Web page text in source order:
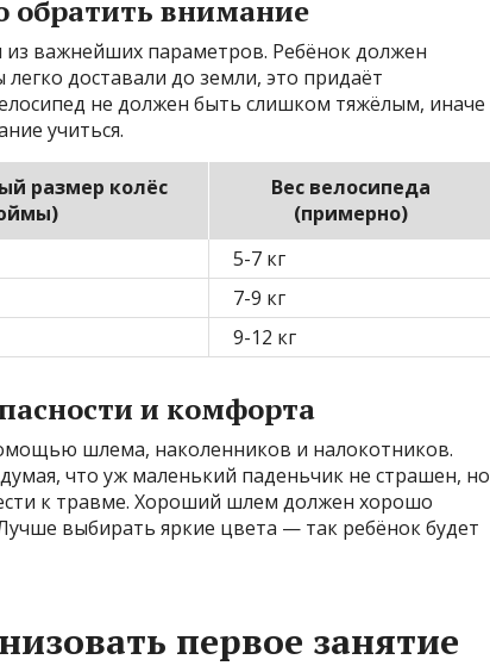
обратить внимание
важнейших параметров. Ребёнок должен
доставали до земли, это придаёт
не должен быть слишком тяжёлым, иначе
учиться.
размер колёс
Вес велосипеда
(примерно)
5-7 кг
7-9 кг
9-12 кг
и комфорта
шлема, наколенников и налокотников.
что уж маленький паденьчик не страшен, но
к травме. Хороший шлем должен хорошо
выбирать яркие цвета — так ребёнок будет
первое занятие